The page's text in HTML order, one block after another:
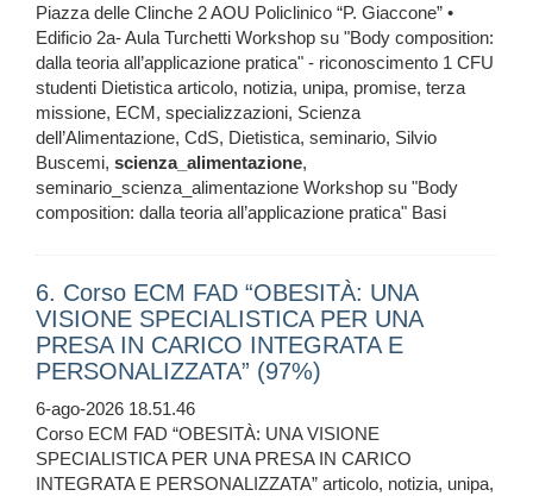
Piazza delle Clinche 2 AOU Policlinico “P. Giaccone” •
Edificio 2a- Aula Turchetti Workshop su "Body composition:
dalla teoria all’applicazione pratica" - riconoscimento 1 CFU
studenti Dietistica articolo, notizia, unipa, promise, terza
missione, ECM, specializzazioni, Scienza
dell’Alimentazione, CdS, Dietistica, seminario, Silvio
Buscemi, scienza_alimentazione,
seminario_scienza_alimentazione Workshop su "Body
composition: dalla teoria all’applicazione pratica" Basi
6. Corso ECM FAD “OBESITÀ: UNA
VISIONE SPECIALISTICA PER UNA
PRESA IN CARICO INTEGRATA E
PERSONALIZZATA” (97%)
6-ago-2026 18.51.46
Corso ECM FAD “OBESITÀ: UNA VISIONE
SPECIALISTICA PER UNA PRESA IN CARICO
INTEGRATA E PERSONALIZZATA” articolo, notizia, unipa,